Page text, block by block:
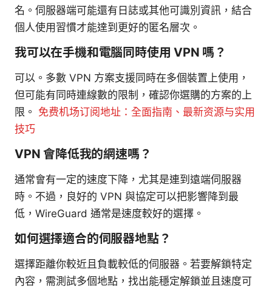
名。伺服器端可能還有日誌或其他可識別資訊，結合
個人使用習慣才能達到更好的匿名層次。
我可以在手機和電腦同時使用 VPN 嗎？
可以。多數 VPN 方案支援同時在多個裝置上使用，
但可能有同時連線數的限制，確認你選購的方案的上
限。 免费机场订阅地址：全面指南、最新资源与实用
技巧
VPN 會降低我的網速嗎？
通常會有一定的速度下降，尤其是連到遠端伺服器
時。不過，良好的 VPN 與協定可以把影響降到最
低，WireGuard 通常是速度較好的選擇。
如何選擇適合的伺服器地點？
選擇距離你較近且負載較低的伺服器。若要解鎖特定
內容，需測試多個地點，找出能穩定解鎖並且速度可